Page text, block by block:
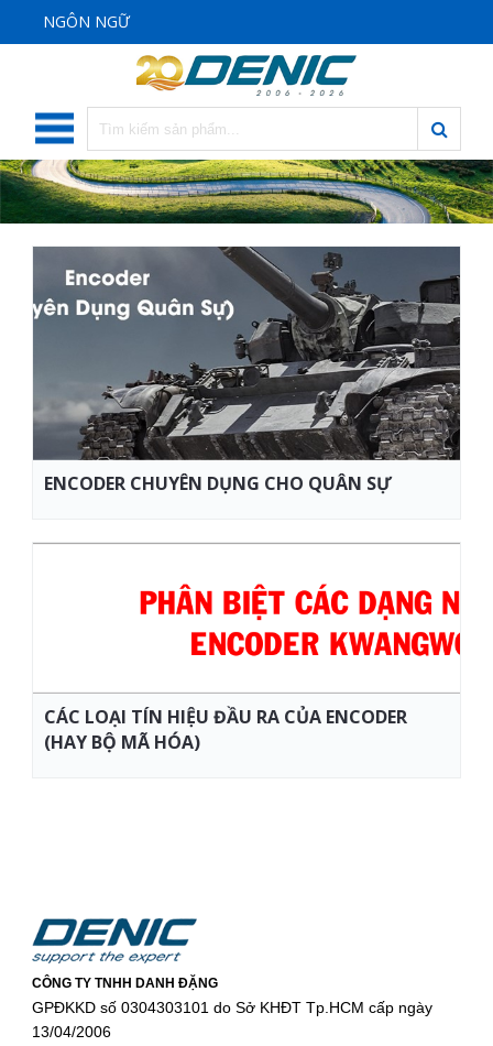
NGÔN NGỮ
ENCODER CHUYÊN DỤNG CHO QUÂN SỰ
CÁC LOẠI TÍN HIỆU ĐẦU RA CỦA ENCODER
(HAY BỘ MÃ HÓA)
CÔNG TY TNHH DANH ĐẶNG
GPĐKKD số 0304303101 do Sở KHĐT Tp.HCM cấp ngày
13/04/2006